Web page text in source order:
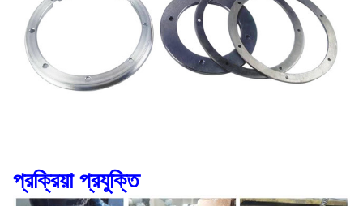
প্রক্রিয়া প্রযুক্তি